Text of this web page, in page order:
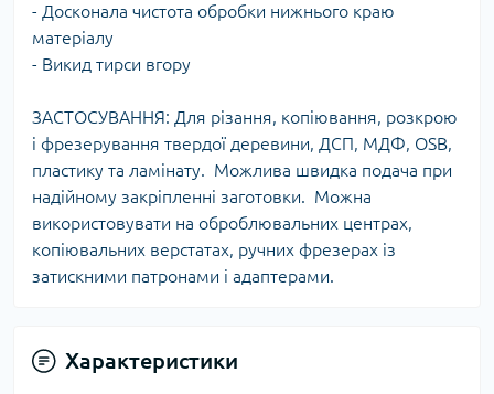
- Досконала чистота обробки нижнього краю
матеріалу
- Викид тирси вгору
ЗАСТОСУВАННЯ: Для різання, копіювання, розкрою
і фрезерування твердої деревини, ДСП, МДФ, OSB,
пластику та ламінату. Можлива швидка подача при
надійному закріпленні заготовки. Можна
використовувати на оброблювальних центрах,
копіювальних верстатах, ручних фрезерах із
затискними патронами і адаптерами.
Характеристики